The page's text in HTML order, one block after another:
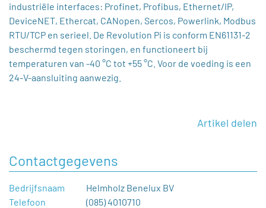
industriële interfaces: Profinet, Profibus, Ethernet/IP,
DeviceNET, Ethercat, CANopen, Sercos, Powerlink, Modbus
RTU/TCP en serieel. De Revolution Pi is conform EN61131-2
beschermd tegen storingen, en functioneert bij
temperaturen van -40 °C tot +55 °C. Voor de voeding is een
24-V-aansluiting aanwezig.
Artikel delen
Contactgegevens
Bedrijfsnaam
Helmholz Benelux BV
Telefoon
(085) 4010710